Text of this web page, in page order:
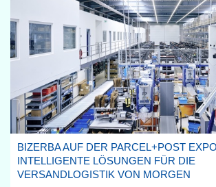
BIZERBA AUF DER PARCEL+POST
INTELLIGENTE LÖSUNGEN FÜR DIE
VERSANDLOGISTIK VON MORGEN